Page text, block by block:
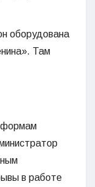
оборудована
Там
в работе